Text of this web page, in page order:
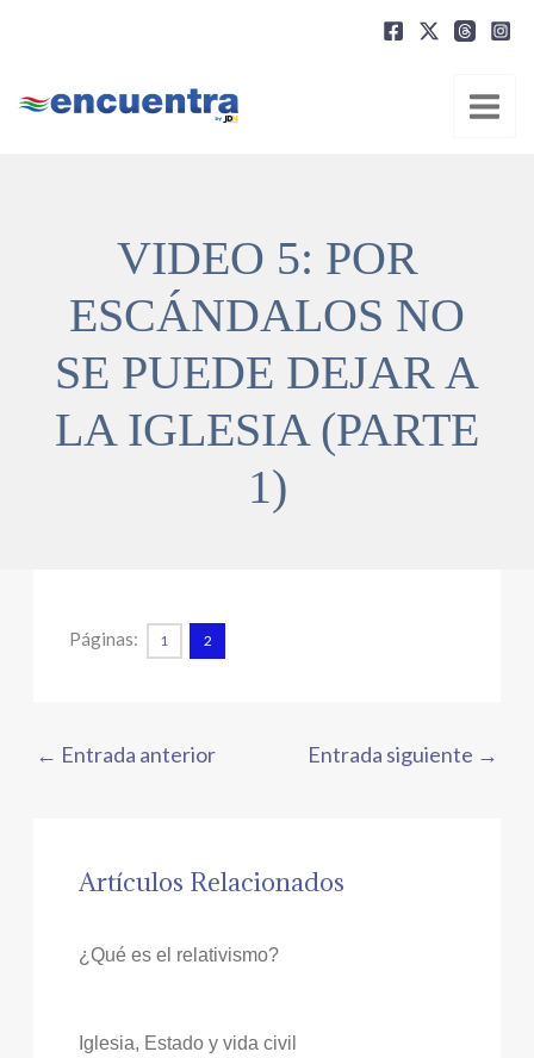
VIDEO 5: POR
ESCÁNDALOS NO
SE PUEDE DEJAR A
LA IGLESIA (PARTE
1)
Páginas: 1 2
← Entrada anterior Entrada siguiente →
Artículos Relacionados
¿Qué es el relativismo?
Iglesia, Estado y vida civil